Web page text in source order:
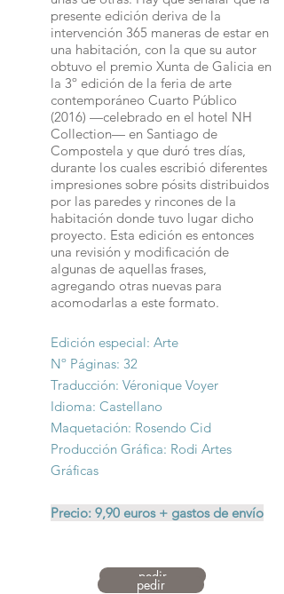
presente edición deriva de la
intervención 365 maneras de estar en
una habitación, con la que su autor
obtuvo el premio Xunta de Galicia en
la 3º edición de la feria de arte
contemporáneo Cuarto Público
(2016) —celebrado en el hotel NH
Collection— en Santiago de
Compostela y que duró tres días,
durante los cuales escribió diferentes
impresiones sobre pósits distribuidos
por las paredes y rincones de la
habitación donde tuvo lugar dicho
proyecto. Esta edición es entonces
una revisión y modificación de
algunas de aquellas frases,
agregando otras nuevas para
acomodarlas a este formato.
Edición especial: Arte
Nº Páginas: 32
Traducción: Véronique Voyer
Idioma: Castellano
Maquetación: Rosendo Cid
Producción Gráfica: Rodi Artes
Gráficas
Precio: 9,90 euros + gastos de envío
pedir
pedir